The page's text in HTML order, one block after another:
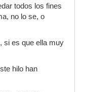
todos los fines
no lo se, o
si es que ella muy
hilo han